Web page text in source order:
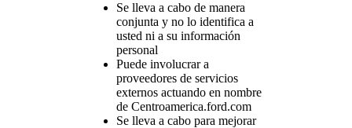
Se lleva a cabo de manera
conjunta y no lo identifica a
usted ni a su información
personal
Puede involucrar a
proveedores de servicios
externos actuando en nombre
de Centroamerica.ford.com
Se lleva a cabo para mejorar